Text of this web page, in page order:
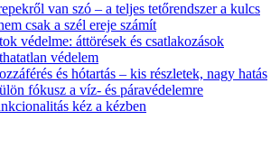
van szó – a teljes tetőrendszer a kulcs
csak a szél ereje számít
védelme: áttörések és csatlakozások
védelem
és hótartás – kis részletek, nagy hatás
fókusz a víz- és páravédelemre
kéz a kézben